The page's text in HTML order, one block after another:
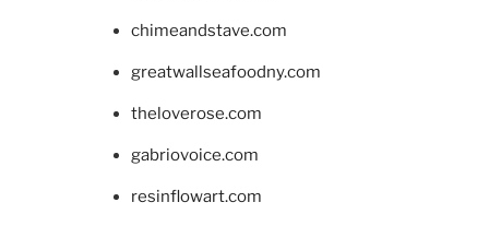
chimeandstave.com
greatwallseafoodny.com
theloverose.com
gabriovoice.com
resinflowart.com